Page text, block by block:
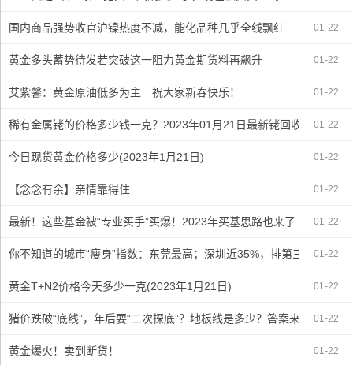
国内商品强势收官沪镍热度不减，能化品种几乎全线飘红 01-22
黄金多头蓄势待发若突破这一阻力黄金期货料再飙升 01-22
艾紫馨：黄金原油低多为主 祝大家新春快乐！ 01-22
稀有金属铑的价格多少钱一克？2023年01月21日最新铑回收行情报价
01-22
今日现货黄金价格多少(2023年1月21日) 01-22
【念念有余】亲情靠得住 01-22
最新！这些基金被“专业买手”买爆！2023年买基思路也来了 01-22
你不知道的城市“瘦身”指数：东莞最高；深圳近35%，排第三 01-22
黄金T+N2价格今天多少一克(2023年1月21日) 01-22
猪价跌破“底线”，年后要“二次探底”？地板线是多少？答案来了 01-22
黄金爆火！卖到断货！ 01-22